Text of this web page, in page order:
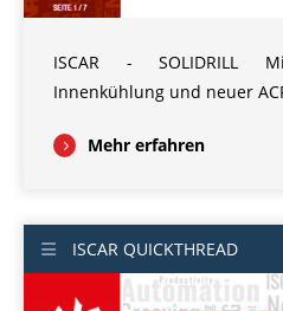
ISCAR - SOLIDRILL
Innenkühlung und neuer
Mehr erfahren
ISCAR QUICKTHREAD